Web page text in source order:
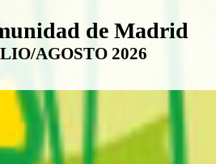
Comunidad de
de Madrid
AGOSTO 2026